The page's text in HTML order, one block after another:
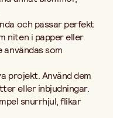
och passarperfekt
niten i pappereller
användassom
projekt.Använddem
ellerinbjudningar.
snurrhjul,flikar